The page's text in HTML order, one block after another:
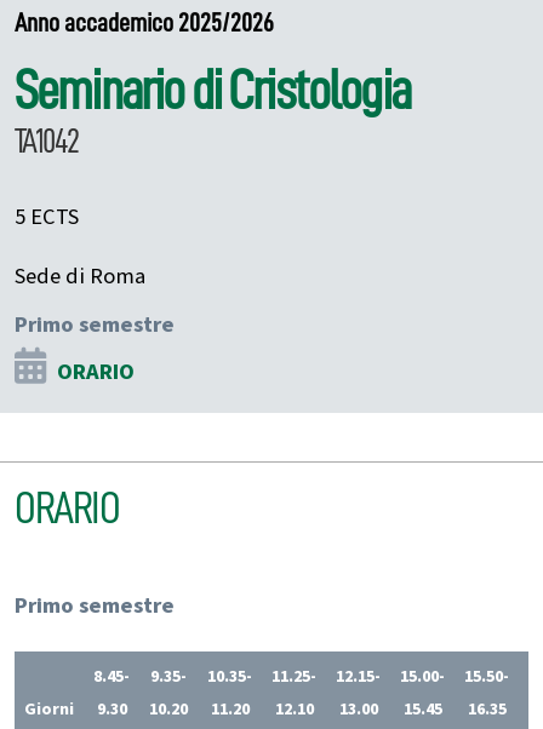
Anno accademico 2025/2026
Seminario di Cristologia
TA1042
5 ECTS
Sede di Roma
Primo semestre
ORARIO
ORARIO
Primo semestre
Giorni
8.45-
9.30
9.35-
10.20
10.35-
11.20
11.25-
12.10
12.15-
13.00
15.00-
15.45
15.50-
16.35